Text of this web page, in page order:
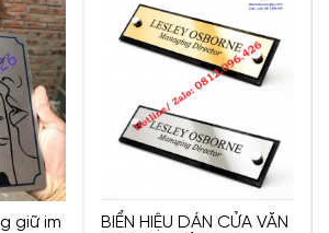
giữ im
BIỂN HIỆU DÁN CỬA VĂN